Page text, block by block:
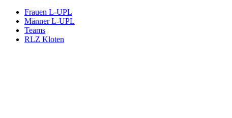
Frauen L-UPL
Männer L-UPL
Teams
RLZ Kloten